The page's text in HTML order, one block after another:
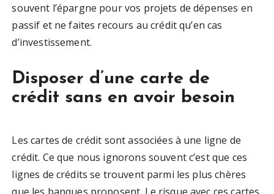
souvent l’épargne pour vos projets de dépenses en
passif et ne faites recours au crédit qu’en cas
d’investissement.
Disposer d’une carte de
crédit sans en avoir besoin
Les cartes de crédit sont associées à une ligne de
crédit. Ce que nous ignorons souvent c’est que ces
lignes de crédits se trouvent parmi les plus chères